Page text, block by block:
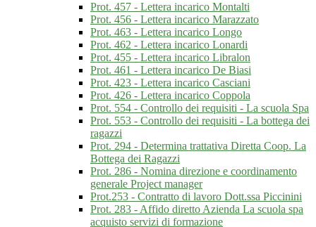
Prot. 457 - Lettera incarico Montalti
Prot. 456 - Lettera incarico Marazzato
Prot. 463 - Lettera incarico Longo
Prot. 462 - Lettera incarico Lonardi
Prot. 455 - Lettera incarico Libralon
Prot. 461 - Lettera incarico De Biasi
Prot. 423 - Lettera incarico Casciani
Prot. 426 - Lettera incarico Coppola
Prot. 554 - Controllo dei requisiti - La scuola Spa
Prot. 553 - Controllo dei requisiti - La bottega dei
ragazzi
Prot. 294 - Determina trattativa Diretta Coop. La
Bottega dei Ragazzi
Prot. 286 - Nomina direzione e coordinamento
generale Project manager
Prot.253 - Contratto di lavoro Dott.ssa Piccinini
Prot. 283 - Affido diretto Azienda La scuola spa
acquisto servizi di formazione